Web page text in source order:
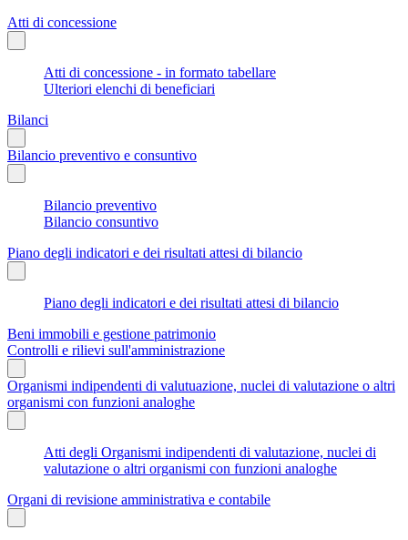
Atti di concessione
Atti di concessione - in formato tabellare
Ulteriori elenchi di beneficiari
Bilanci
Bilancio preventivo e consuntivo
Bilancio preventivo
Bilancio consuntivo
Piano degli indicatori e dei risultati attesi di bilancio
Piano degli indicatori e dei risultati attesi di bilancio
Beni immobili e gestione patrimonio
Controlli e rilievi sull'amministrazione
Organismi indipendenti di valutuazione, nuclei di valutazione o altri
organismi con funzioni analoghe
Atti degli Organismi indipendenti di valutazione, nuclei di
valutazione o altri organismi con funzioni analoghe
Organi di revisione amministrativa e contabile